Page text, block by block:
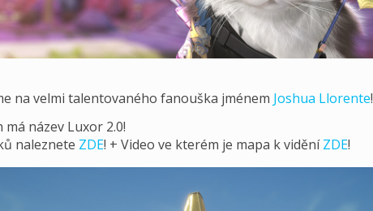
na velmi talentovaného fanouška jménem Joshua Llorente!
má název Luxor 2.0!
naleznete ZDE! + Video ve kterém je mapa k viděníZDE!